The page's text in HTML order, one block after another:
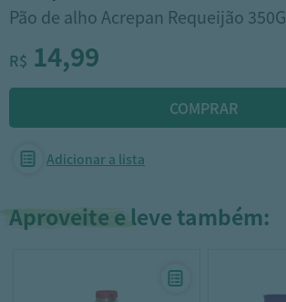
Pão de alho Acrepan Requeijão 350G
R$ 14,99
Adicionar a lista
Aproveite e leve também: